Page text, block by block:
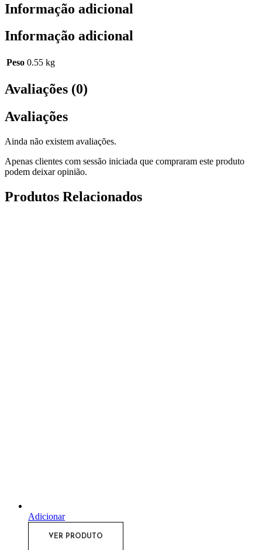
Informação adicional
Informação adicional
Peso 0.55 kg
Avaliações (0)
Avaliações
Ainda não existem avaliações.
Apenas clientes com sessão iniciada que compraram este produto
podem deixar opinião.
Produtos Relacionados
Adicionar
VER PRODUTO